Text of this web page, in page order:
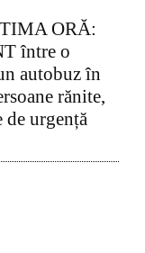
ORĂ:
între o
autobuz în
rănite,
urgență